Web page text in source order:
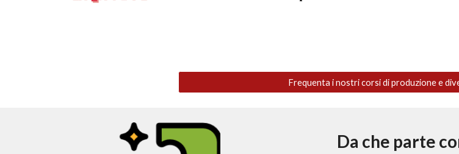
Frequenta i nostri corsi di produzione e
Da che parte